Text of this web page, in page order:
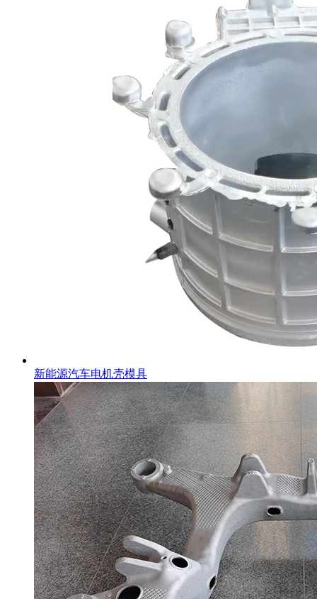
新能源汽车电机壳模具